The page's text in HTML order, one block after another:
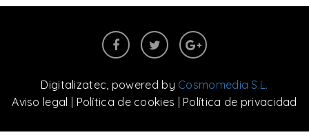
Digitalizatec, powered by Cosmomedia S.L.
Aviso legal
Política de cookies Política de privacidad